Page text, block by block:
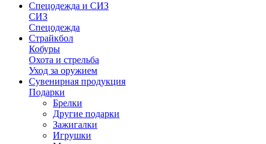
Спецодежда и СИЗ
СИЗ
Спецодежда
Страйкбол
Кобуры
Охота и стрельба
Уход за оружием
Сувенирная продукция
Подарки
Брелки
Другие подарки
Зажигалки
Игрушки